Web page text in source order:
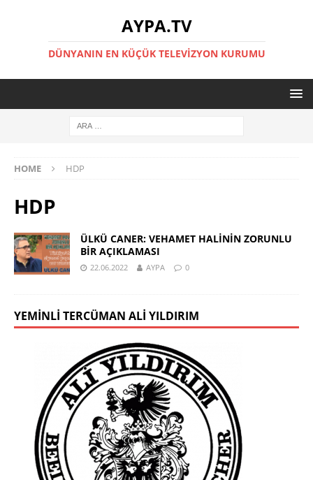
AYPA.TV
DÜNYANIN EN KÜÇÜK TELEVIZYON KURUMU
HOME HDP
HDP
ÜLKÜ CANER: VEHAMET HALİNİN ZORUNLU
BİR AÇIKLAMASI
22.06.2022 AYPA 0
YEMINLI TERCÜMAN ALI YILDIRIM